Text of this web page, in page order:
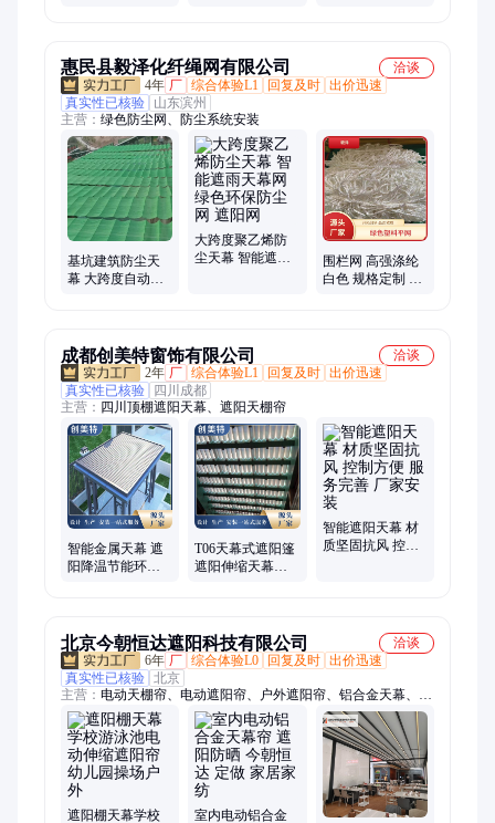
惠民县毅泽化纤绳网有限公司
洽谈
4年 厂 综合体验L1 回复及时 出价迅速
真实性已核验
山东滨州
主营： 绿色防尘网、防尘系统安装
基坑建筑防尘天
幕 大跨度自动可
大跨度聚乙烯防
尘天幕 智能遮雨
围栏网 高强涤纶
白色 规格定制 安
成都创美特窗饰有限公司
洽谈
2年 厂 综合体验L1 回复及时 出价迅速
真实性已核验
四川成都
主营： 四川顶棚遮阳天幕、遮阳天棚帘
智能金属天幕 遮
阳降温节能环保
T06天幕式遮阳篷
遮阳伸缩天幕帘
智能遮阳天幕 材
质坚固抗风 控制
北京今朝恒达遮阳科技有限公司
洽谈
6年 厂 综合体验L0 回复及时 出价迅速
真实性已核验 北京
主营： 电动天棚帘、电动遮阳帘、户外遮阳帘、铝合金天幕、折
叠防雨天幕、幼儿园防晒天幕、阳光房遮阳帘、天棚帘、幼儿园
操场遮阳蓬、幼儿园户外遮阳棚、幼儿园遮阳帘、遮光窗帘、学
校操场防晒棚、办公室卷帘、办公室窗帘、电动卷帘、电动开合
帘、电动遮阳网、折叠天棚帘、卷轴天棚帘、蜂巢帘、轨道天棚
帘
遮阳棚天幕学校
室内电动铝合金